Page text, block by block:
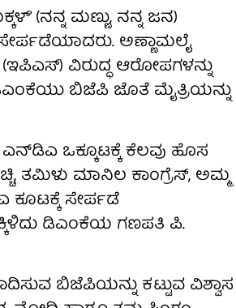
(ನನ್ನ ಮಣ್ಣು, ನನ್ನ ಜನ)
ಅಣ್ಣಾಮಲೈ
ವಿರುದ್ಧ ಆರೋಪಗಳನ್ನು
ಬಿಜೆಪಿ ಜೊತೆ ಮೈತ್ರಿಯನ್ನು
ಒಕ್ಕೂಟಕ್ಕೆ ಕೆಲವು ಹೊಸ
ತಮಿಳು ಮಾನಿಲ ಕಾಂಗ್ರೆಸ್‌, ಅಮ್ಮ
ಕೂಟಕ್ಕೆ ಸೇರ್ಪಡೆ
ಡಿಎಂಕೆಯ ಗಣಪತಿ ಪಿ.
ಬಿಜೆಪಿಯನ್ನು ಕಟ್ಟುವ ವಿಶ್ವಾಸ